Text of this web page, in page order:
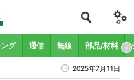
グ 通信 無線 部品/材料
2025年7月11日